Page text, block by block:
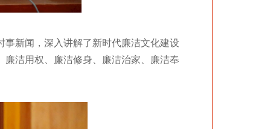
新闻，深入讲解了新时代廉洁文化建设
洁用权、廉洁修身、廉洁治家、廉洁奉